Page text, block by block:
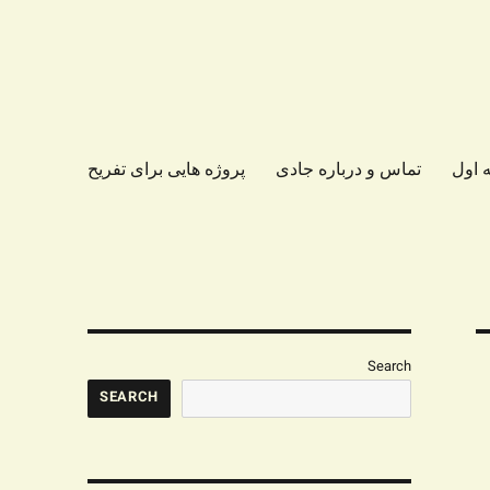
اول تماس و درباره جادی پروژه هایی برای تفریح
Search
SEARCH